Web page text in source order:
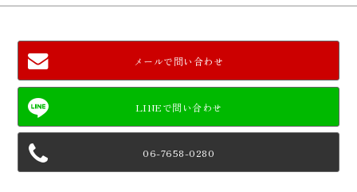
メールで問い合わせ
06-7658-0280